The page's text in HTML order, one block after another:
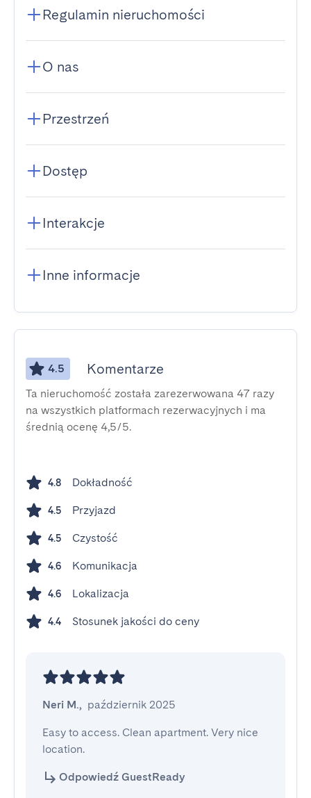
Regulamin nieruchomości
O nas
Przestrzeń
Dostęp
Interakcje
Inne informacje
4.5 Komentarze
Ta nieruchomość została zarezerwowana 47 razy
na wszystkich platformach rezerwacyjnych i ma
średnią ocenę 4,5/5.
4.8 Dokładność
4.5 Przyjazd
4.5 Czystość
4.6 Komunikacja
4.6 Lokalizacja
4.4 Stosunek jakości do ceny
Neri M., październik 2025
Easy to access. Clean apartment. Very nice
location.
Odpowiedź GuestReady